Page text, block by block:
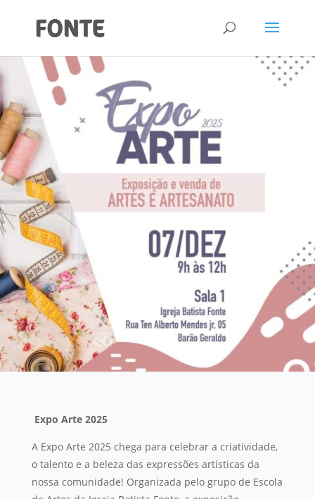
Expo Arte 2025
A Expo Arte 2025 chega para celebrar a criatividade,
o talento e a beleza das expressões artísticas da
nossa comunidade! Organizada pelo grupo de Escola